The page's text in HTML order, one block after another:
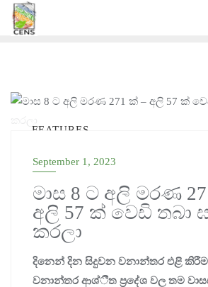
Skip
FEATURES
September 1, 2023
මාස 8 ට අලි මරණ
අලි 57 ක් වෙඩි තබා
කරලා
දිනෙන් දින සිදුවන වනාන්තර එළි
වනාන්තර ආශ්‍ීත ප්‍රදේශ වල තම